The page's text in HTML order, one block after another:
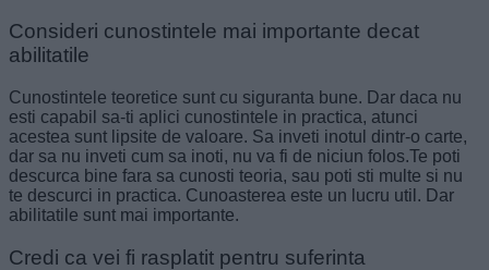
Consideri cunostintele mai importante decat
abilitatile
Cunostintele teoretice sunt cu siguranta bune. Dar daca nu
esti capabil sa-ti aplici cunostintele in practica, atunci
acestea sunt lipsite de valoare. Sa inveti inotul dintr-o carte,
dar sa nu inveti cum sa inoti, nu va fi de niciun folos.Te poti
descurca bine fara sa cunosti teoria, sau poti sti multe si nu
te descurci in practica. Cunoasterea este un lucru util. Dar
abilitatile sunt mai importante.
Credi ca vei fi rasplatit pentru suferinta